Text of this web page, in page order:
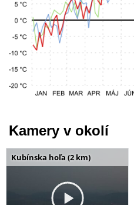
Kamery v okolí
Kubínska hoľa (2 km)